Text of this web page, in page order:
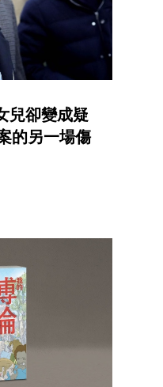
兒卻變成疑
的另一場傷